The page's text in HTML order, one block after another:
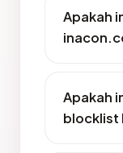
Apakah
Apakah
blocklist